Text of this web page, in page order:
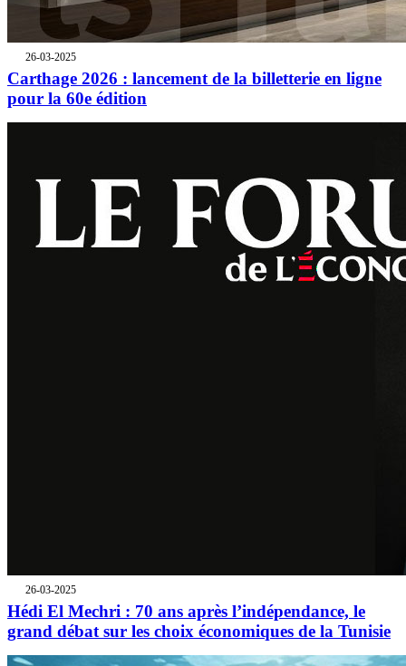
26-03-2025
Carthage 2026 : lancement de la billetterie en ligne
pour la 60e édition
26-03-2025
Hédi El Mechri : 70 ans après l’indépendance, le
grand débat sur les choix économiques de la Tunisie